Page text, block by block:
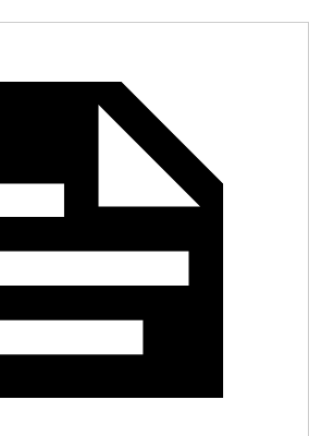
ventil 1 1/4, Keramická zátka